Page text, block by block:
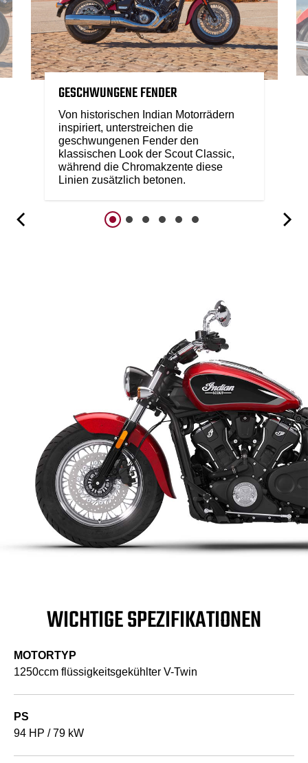
GESCHWUNGENE FENDER
Von historischen Indian Motorrädern
inspiriert, unterstreichen die
geschwungenen Fender den
klassischen Look der Scout Classic,
während die Chromakzente diese
Linien zusätzlich betonen.
WICHTIGE SPEZIFIKATIONEN
MOTORTYP
1250ccm flüssigkeitsgekühlter V-Twin
PS
94 HP / 79 kW